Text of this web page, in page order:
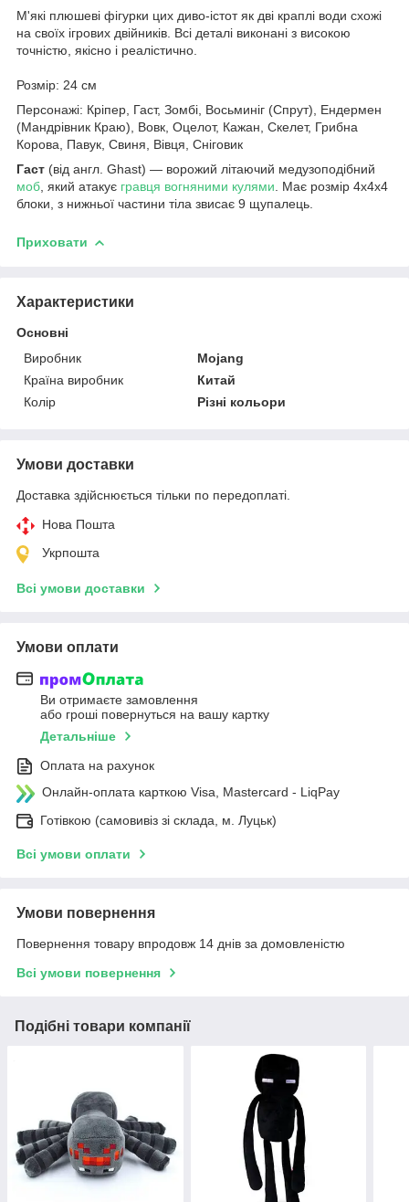
М'які плюшеві фігурки цих диво-істот як дві краплі води схожі
на своїх ігрових двійників. Всі деталі виконані з високою
точністю, якісно і реалістично.
Розмір: 24 см
Персонажі: Кріпер, Гаст, Зомбі, Восьминіг (Спрут), Ендермен
(Мандрівник Краю), Вовк, Оцелот, Кажан, Скелет, Грибна
Корова, Павук, Свиня, Вівця, Сніговик
Гаст (від англ. Ghast) — ворожий літаючий медузоподібний
моб , який атакує гравця вогняними кулями . Має розмір 4x4x4
блоки, з нижньої частини тіла звисає 9 щупалець.
Приховати
Характеристики
Основні
Виробник
Mojang
Країна виробник
Китай
Колір
Різні кольори
Умови доставки
Доставка здійснюється тільки по передоплаті.
Нова Пошта
Укрпошта
Всі умови доставки
Умови оплати
Ви отримаєте замовлення
або гроші повернуться на вашу картку
Детальніше
Оплата на рахунок
Онлайн-оплата карткою Visa, Mastercard - LiqPay
Готівкою (самовивіз зі склада, м. Луцьк)
Всі умови оплати
Умови повернення
Повернення товару впродовж 14 днів за домовленістю
Всі умови повернення
Подібні товари компанії